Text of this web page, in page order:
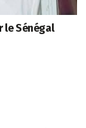
le Sénégal